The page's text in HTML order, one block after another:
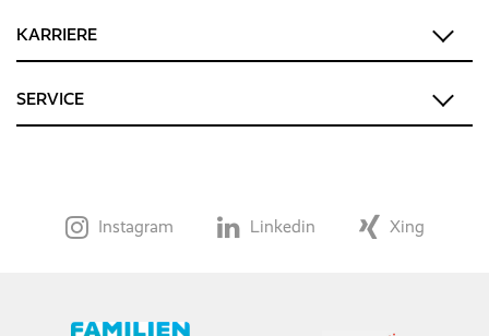
KARRIERE
SERVICE
Instagram Linkedin Xing